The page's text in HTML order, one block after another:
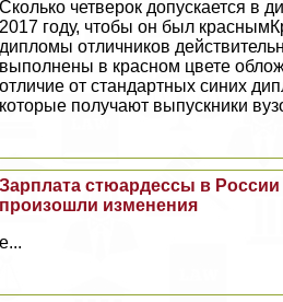
Сколько четверок допускается в
2017 году, чтобы он был
дипломы отличников
выполнены в красном цвете
отличие от стандартных синих
которые получают выпускники
Зарплата стюардессы в России
произошли изменения
е...